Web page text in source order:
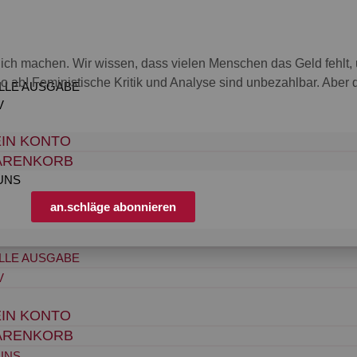
AUSGABE
KONTO
AUSGABE
KONTO
machen. Wir wissen, dass vielen Menschen das Geld
ab! Feministische Kritik und Analyse sind unbezahlbar. Aber
an.schläge abonnieren